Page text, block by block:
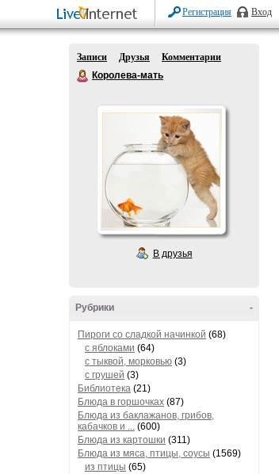
Регистрация Вход
Записи Друзья
Комментарии
Королева-мать
В друзья
-
Рубрики
Пироги со сладкой начинкой (68)
с яблоками (64)
с тыквой, морковью (3)
с грушей (3)
Библиотека (21)
Блюда в горшочках (87)
Блюда из баклажанов, грибов,
кабачков и ... (600)
Блюда из картошки (311)
Блюда из мяса, птицы, соусы (1569)
из птицы (65)